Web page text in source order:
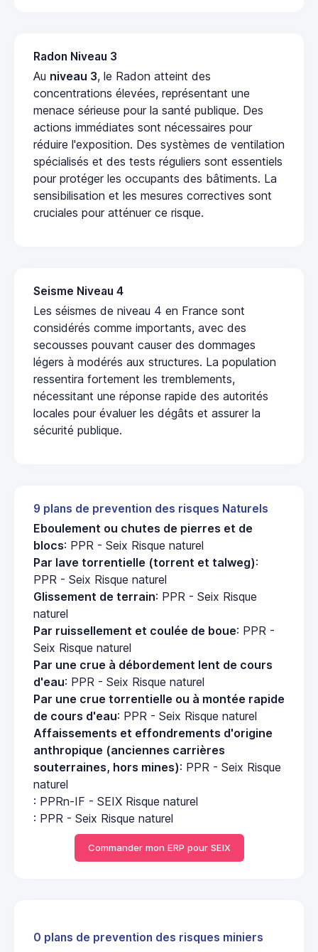
Radon Niveau 3
Au niveau 3, le Radon atteint des
concentrations élevées, représentant une
menace sérieuse pour la santé publique. Des
actions immédiates sont nécessaires pour
réduire l'exposition. Des systèmes de ventilation
spécialisés et des tests réguliers sont essentiels
pour protéger les occupants des bâtiments. La
sensibilisation et les mesures correctives sont
cruciales pour atténuer ce risque.
Seisme Niveau 4
Les séismes de niveau 4 en France sont
considérés comme importants, avec des
secousses pouvant causer des dommages
légers à modérés aux structures. La population
ressentira fortement les tremblements,
nécessitant une réponse rapide des autorités
locales pour évaluer les dégâts et assurer la
sécurité publique.
9 plans de prevention des risques Naturels
Eboulement ou chutes de pierres et de
blocs: PPR - Seix Risque naturel
Par lave torrentielle (torrent et talweg):
PPR - Seix Risque naturel
Glissement de terrain: PPR - Seix Risque
naturel
Par ruissellement et coulée de boue: PPR -
Seix Risque naturel
Par une crue à débordement lent de cours
d'eau: PPR - Seix Risque naturel
Par une crue torrentielle ou à montée rapide
de cours d'eau: PPR - Seix Risque naturel
Affaissements et effondrements d'origine
anthropique (anciennes carrières
souterraines, hors mines): PPR - Seix Risque
naturel
: PPRn-IF - SEIX Risque naturel
: PPR - Seix Risque naturel
Commander mon ERP pour SEIX
0 plans de prevention des risques miniers